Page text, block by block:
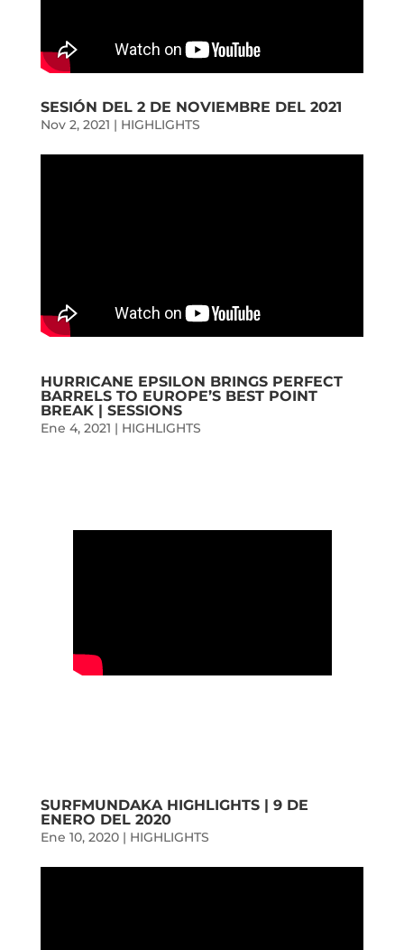
SESIÓN DEL 2 DE NOVIEMBRE DEL 2021
Nov 2, 2021 | HIGHLIGHTS
HURRICANE EPSILON BRINGS PERFECT
BARRELS TO EUROPE’S BEST POINT
BREAK | SESSIONS
Ene 4, 2021 | HIGHLIGHTS
SURFMUNDAKA HIGHLIGHTS | 9 DE
ENERO DEL 2020
Ene 10, 2020| HIGHLIGHTS